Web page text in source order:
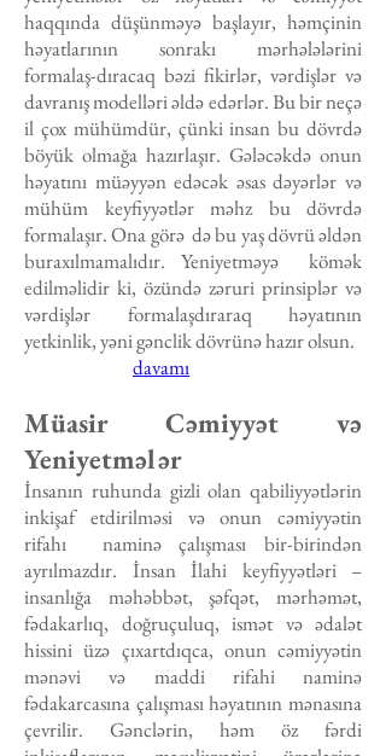
haqqında düşünməyə başlayır, həmçinin
həyatlarının sonrakı mərhələlərini
formalaş-dıracaq bəzi fikirlər, vərdişlər və
davranış modelləri əldə edərlər. Bu bir neçə
il çox mühümdür, çünki insan bu dövrdə
böyük olmağa hazırlaşır. Gələcəkdə onun
həyatını müəyyən edəcək əsas dəyərlər və
mühüm keyfiyyətlər məhz bu dövrdə
formalaşır. Ona görə də bu yaş dövrü əldən
buraxılmamalıdır. Yeniyetməyə kömək
edilməlidir ki, özündə zəruri prinsiplər və
vərdişlər formalaşdıraraq həyatının
yetkinlik, yəni gənclik dövrünə hazır olsun.
davamı
Müasir Cəmiyyət və
Yeniyetmələr
İnsanın ruhunda gizli olan qabiliyyətlərin
inkişaf etdirilməsi və onun cəmiyyətin
rifahı naminə çalışması bir-birindən
ayrılmazdır. İnsan İlahi keyfiyyətləri –
insanlığa məhəbbət, şəfqət, mərhəmət,
fədakarlıq, doğruçuluq, ismət və ədalət
hissini üzə çıxartdıqca, onun cəmiyyətin
mənəvi və maddi rifahi naminə
fədakarcasına çalışması həyatının mənasına
çevrilir. Gənclərin, həm öz fərdi